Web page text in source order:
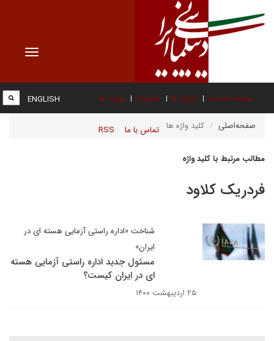
Toggle
صفحه نخست درباره ما عضویت پیوند ها
تماس با ما RSS
ENGLISH
صفحه‌اصلی کلید واژه ها
مطالب مرتبط با کلید واژه
فردریک کلاود
شناخت «اداره راستی آزمایی هسته ای در
ایران»
مسئول جدید اداره راستی آزمایی هسته
ای در ایران کیست؟
۲۵ اردیبهشت ۱۴۰۰